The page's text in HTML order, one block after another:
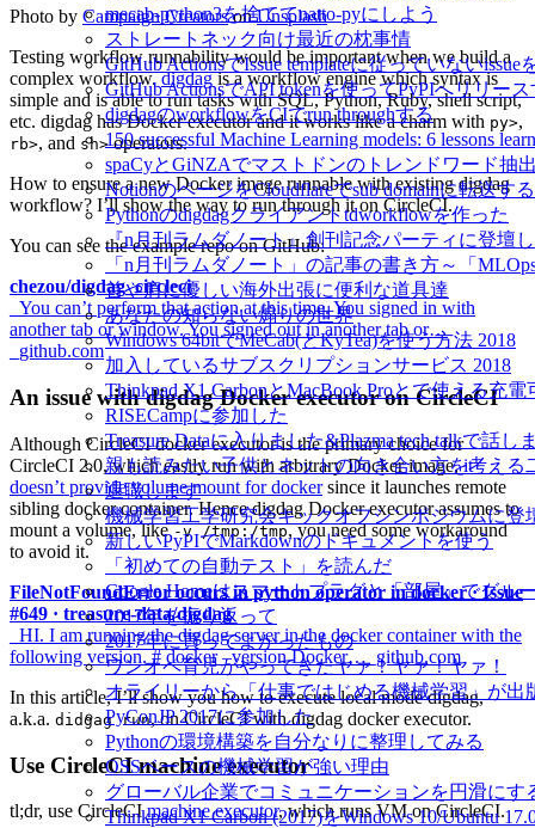
mecab-python3を捨ててnatto-pyにしよう
ストレートネック向け最近の枕事情
GitHub ActionsでIssue templateに従っていないissue
GitHub ActionsでAPI tokenを使ってPyPIへリリー
digdagのworkflowをCIでrun throughする
150 successful Machine Learning models: 6 lessons
spaCyとGiNZAでマストドンのトレンドワード抽
NotionのページをCloudflareでsub domainに転送する
Pythonのdigdagクライアントtdworkflowを作った
『n月刊ラムダノート』創刊記念パーティに登壇
「n月刊ラムダノート」の記事の書き方～「
首や肩に優しい海外出張に便利な道具達
あなたの知らない煽りの世界
Windows 64bitでMeCab(とKyTea)を使う方法 2018
加入しているサブスクリプションサービス 2018
Thinkpad X1 CarbonとMacBook Proとで使える充
RISECampに参加した
Treasure Dataに入りました&Plazma tech talkで話し
親も読みたい子供とネットの向き合い方を考える
退職します
機械学習工学研究会キックオフシンポジウムに登
新しいPyPIでMarkdownのドキュメントを使う
「初めての自動テスト」を読んだ
Google Homeはスマートプラグと「部屋」でグル
2017年を振り返って
2017年に買ってよかったもの
ワンオペ育児がやってきたヤァ！ヤァ！ヤァ！
オライリーから「仕事ではじめる機械学習」が出
PyConJP 2017に参加した
Pythonの環境構築を自分なりに整理してみる
OSSベースの機械学習が強い理由
グローバル企業でコミュニケーションを円滑にす
Thinkpad X1 Carbon (2017)をWindows 10/Ubuntu
Photo by Campaign CreatorsonUnsplash
Testing workflow runnability would be important when we build a
complex workflow.digdagis a workflow engine which syntax is
simple and is able to run tasks with SQL, Python, Ruby, shell script,
etc. digdag has Docker executor and it works like a charm with py>,
rb>, and sh>operators.
How to ensure a new Docker image runnable with existing digdag
workflow? I’ll show the way to run through it on CircleCI.
You can see the example repo on GitHub:
chezou/digdag_circleci
_You can’t perform that action at this time. You signed in with
another tab or window. You signed out in another tab or…
_github.com
An issue with digdag Docker executor on CircleCI
Although CircleCI docker executor is the primary choice for
CircleCI 2.0, which easily run with arbitrary Docker image,it
doesn’t provide volume mount for dockersince it launches remote
sibling docker container. Hence digdag Docker executor assumes to
mount a volume, like-v /tmp:/tmp, you need some workaround
to avoid it.
FileNotFoundError occurs in python operator in docker · Issue
#649 · treasure-data/digdag
_HI. I am running the digdag server in the docker container with the
following version. # docker –version Docker…_github.com
In this article, I’ll show you how to execute local mode digdag,
a.k.a. didgag run, on CircleCI with digdag docker executor.
Use CircleCI machine executor
tl;dr, use CircleCImachine executor, which runs VM on CircleCI.